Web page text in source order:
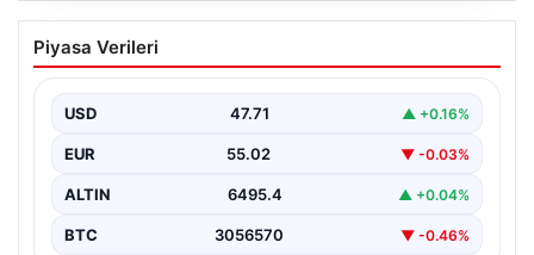
Mohamed Salah, Trabzonspor’la ilk
resmi idmanına çıktı
Trabzonspor, kadrosuna kattığı Mohamed Salah ile ilk
antrenmanını gerçekleştirmenin…
Piyasa Verileri
USD 47.71 ▲ +0.16%
EUR 55.02 ▼ -0.03%
ALTIN 6495.4 ▲ +0.04%
BTC 3056570 ▼ -0.46%